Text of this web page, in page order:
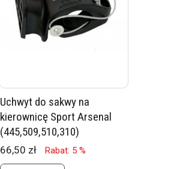
Uchwyt do sakwy na
kierownicę Sport Arsenal
(445,509,510,310)
66,50 zł Rabat: 5 %